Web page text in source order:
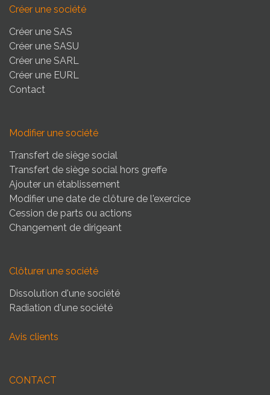
Créer une société
Créer une SAS
Créer une SASU
Créer une SARL
Créer une EURL
Contact
Modifier une société
Transfert de siège social
Transfert de siège social hors greffe
Ajouter un établissement
Modifier une date de clôture de l'exercice
Cession de parts ou actions
Changement de dirigeant
Clôturer une société
Dissolution d'une société
Radiation d'une société
Avis clients
CONTACT